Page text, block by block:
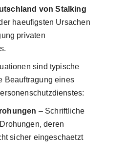
von Stalking
haeufigsten Ursachen
privaten
sind typische
Beauftragung eines
– Schriftliche
deren
sicher eingeschaetzt